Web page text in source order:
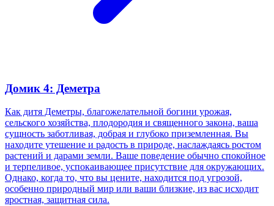
Домик 4: Деметра
Как дитя Деметры, благожелательной богини урожая,
сельского хозяйства, плодородия и священного закона, ваша
сущность заботливая, добрая и глубоко приземленная. Вы
находите утешение и радость в природе, наслаждаясь ростом
растений и дарами земли. Ваше поведение обычно спокойное
и терпеливое, успокаивающее присутствие для окружающих.
Однако, когда то, что вы цените, находится под угрозой,
особенно природный мир или ваши близкие, из вас исходит
яростная, защитная сила.